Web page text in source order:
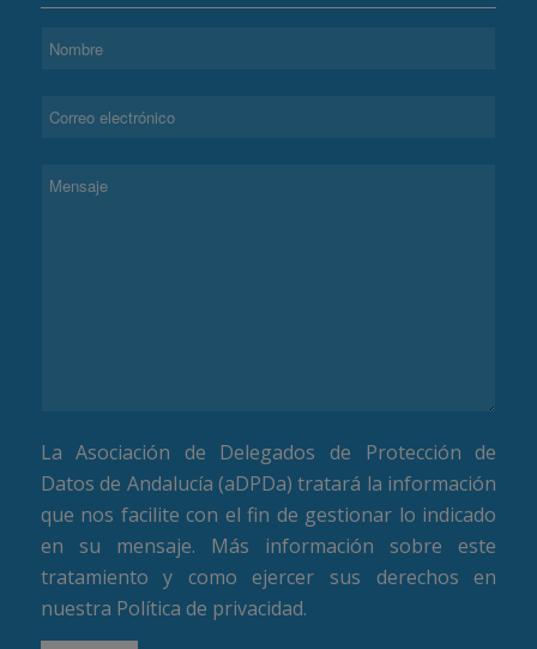
La Asociación de Delegados de Protección de
Datos de Andalucía (aDPDa) tratará la información
que nos facilite con el fin de gestionar lo indicado
en su mensaje. Más información sobre este
tratamiento y como ejercer sus derechos en
nuestra Política de privacidad.